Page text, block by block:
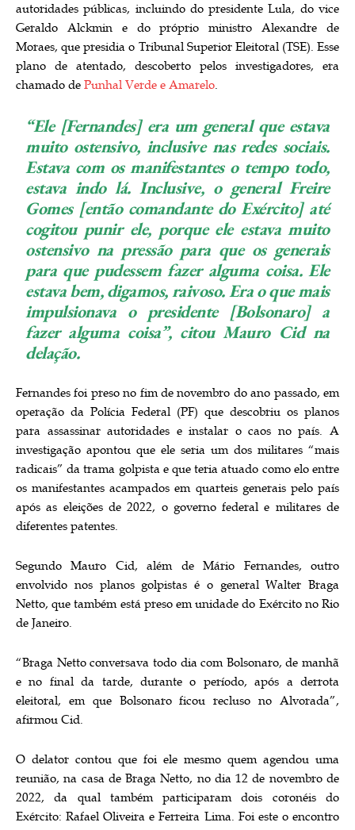
autoridades públicas, incluindo do presidente Lula, do vice
Geraldo Alckmin e do próprio ministro Alexandre de
Moraes, que presidia o Tribunal Superior Eleitoral (TSE). Esse
plano de atentado, descoberto pelos investigadores, era
chamado de Punhal Verde e Amarelo.
“Ele [Fernandes] era um general que estava
muito ostensivo, inclusive nas redes sociais.
Estava com os manifestantes o tempo todo,
estava indo lá. Inclusive, o general Freire
Gomes [então comandante do Exército] até
cogitou punir ele, porque ele estava muito
ostensivo na pressão para que os generais
para que pudessem fazer alguma coisa. Ele
estava bem, digamos, raivoso. Era o que mais
impulsionava o presidente [Bolsonaro] a
fazer alguma coisa”, citou Mauro Cid na
delação.
Fernandes foi preso no fim de novembro do ano passado, em
operação da Polícia Federal (PF) que descobriu os planos
para assassinar autoridades e instalar o caos no país. A
investigação apontou que ele seria um dos militares “mais
radicais” da trama golpista e que teria atuado como elo entre
os manifestantes acampados em quarteis generais pelo país
após as eleições de 2022, o governo federal e militares de
diferentes patentes.
Segundo Mauro Cid, além de Mário Fernandes, outro
envolvido nos planos golpistas é o general Walter Braga
Netto, que também está preso em unidade do Exército no Rio
de Janeiro.
“Braga Netto conversava todo dia com Bolsonaro, de manhã
e no final da tarde, durante o período, após a derrota
eleitoral, em que Bolsonaro ficou recluso no Alvorada”,
afirmou Cid.
O delator contou que foi ele mesmo quem agendou uma
reunião, na casa de Braga Netto, no dia 12 de novembro de
2022, da qual também participaram dois coronéis do
Exército: Rafael Oliveira e Ferreira Lima. Foi este o encontro